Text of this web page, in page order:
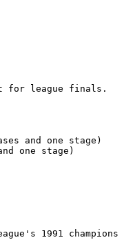
for league finals.
and one stage)
one stage)
1991